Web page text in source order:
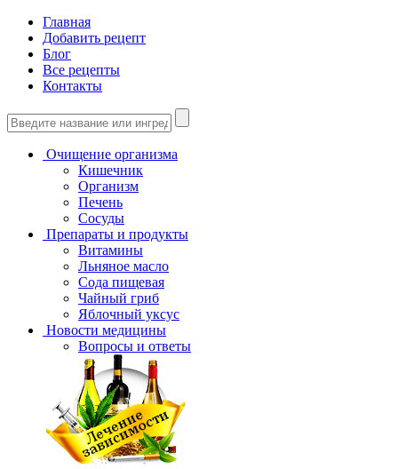
Главная
Добавить рецепт
Блог
Все рецепты
Контакты
Очищение организма
Кишечник
Организм
Печень
Сосуды
Препараты и продукты
Витамины
Льняное масло
Сода пищевая
Чайный гриб
Яблочный уксус
Новости медицины
Вопросы и ответы